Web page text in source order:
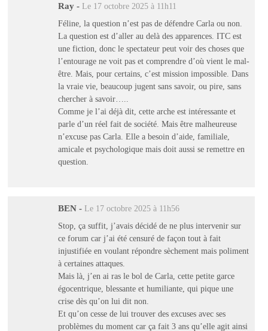
Ray - Le 17 octobre 2025 à 11h11
Féline, la question n’est pas de défendre Carla ou non.
La question est d’aller au delà des apparences. ITC est
une fiction, donc le spectateur peut voir des choses que
l’entourage ne voit pas et comprendre d’où vient le mal-
être. Mais, pour certains, c’est mission impossible. Dans
la vraie vie, beaucoup jugent sans savoir, ou pire, sans
chercher à savoir…..
Comme je l’ai déjà dit, cette arche est intéressante et
parle d’un réel fait de société. Mais être malheureuse
n’excuse pas Carla. Elle a besoin d’aide, familiale,
amicale et psychologique mais doit aussi se remettre en
question.
BEN - Le 17 octobre 2025 à 11h56
Stop, ça suffit, j’avais décidé de ne plus intervenir sur
ce forum car j’ai été censuré de façon tout à fait
injustifiée en voulant répondre sèchement mais poliment
à certaines attaques.
Mais là, j’en ai ras le bol de Carla, cette petite garce
égocentrique, blessante et humiliante, qui pique une
crise dès qu’on lui dit non.
Et qu’on cesse de lui trouver des excuses avec ses
problèmes du moment car ça fait 3 ans qu’elle agit ainsi